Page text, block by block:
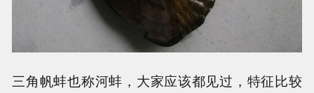
三角帆蚌也称河蚌，大家应该都见过，特征比较